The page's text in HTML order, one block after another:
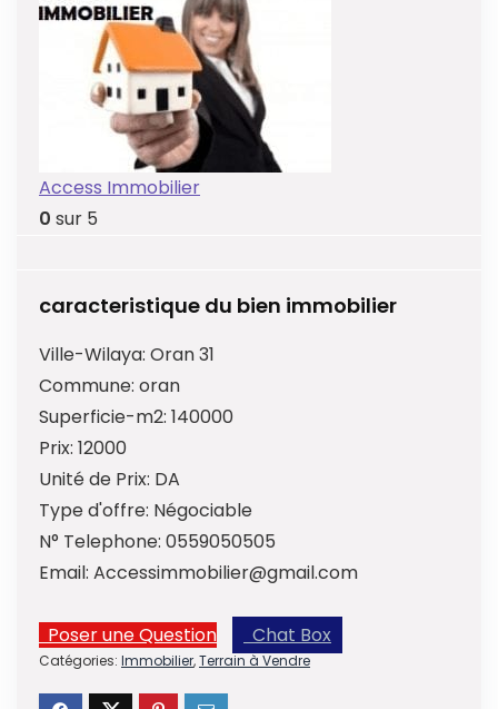
Access Immobilier
0 sur 5
caracteristique du bien immobilier
Ville-Wilaya: Oran 31
Commune: oran
Superficie-m2: 140000
Prix: 12000
Unité de Prix: DA
Type d'offre: Négociable
N° Telephone: 0559050505
Email: Accessimmobilier@gmail.com
Poser une Question Chat Box
Catégories: Immobilier,Terrain à Vendre